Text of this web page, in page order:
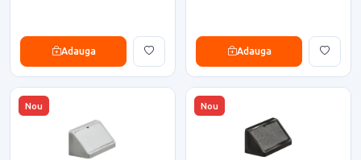
Adauga Adauga
Nou Nou